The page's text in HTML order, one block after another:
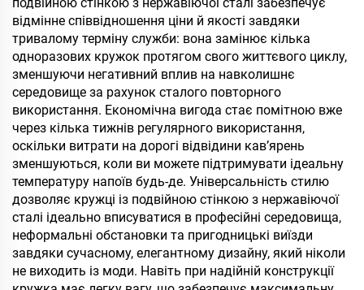
відмінне співвідношення ціни й якості завдяки
тривалому терміну служби: вона замінює кілька
одноразових кружок протягом свого життєвого циклу,
зменшуючи негативний вплив на навколишнє
середовище за рахунок сталого повторного
використання. Економічна вигода стає помітною вже
через кілька тижнів регулярного використання,
оскільки витрати на дорогі відвідини кав’ярень
зменшуються, коли ви можете підтримувати ідеальну
температуру напоїв будь-де. Універсальність стилю
дозволяє кружці із подвійною стінкою з нержавіючої
сталі ідеально вписуватися в професійні середовища,
неформальні обстановки та пригодницькі виїзди
завдяки сучасному, елегантному дизайну, який ніколи
не виходить із моди. Навіть при надійній конструкції